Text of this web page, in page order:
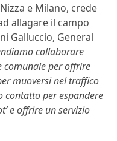
e Milano, crede
allagare il campo
Galluccio, General
collaborare
comunale per offrire
muoversi nel traffico
contatto per espandere
e offrire un servizio